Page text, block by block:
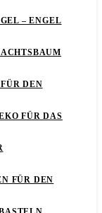
– ENGEL F
DEN
FÜR DAS
FÜR DEN